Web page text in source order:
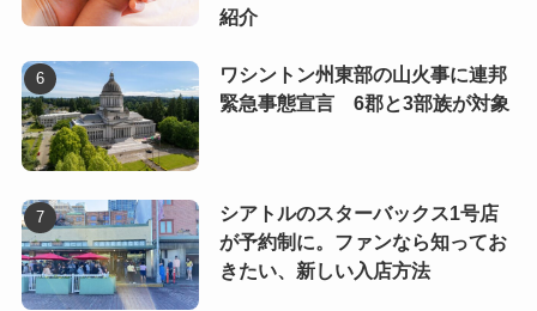
紹介
ワシントン州東部の山火事に連邦
緊急事態宣言 6郡と3部族が対象
シアトルのスターバックス1号店
が予約制に。ファンなら知ってお
きたい、新しい入店方法